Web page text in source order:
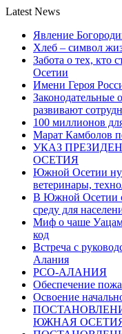
Latest News
Явление
Хлеб – символ
Забота о тех, кто
Осетии
Имени Героя
развивают
100 миллионов
Марат Камболов
УКАЗ
ОСЕТИЯ
Южной Осетии
ветеринары,
В Южной Осетии
среду для
Миф о чаше
код
Встреча с
Алания
РСО-АЛАНИЯ
Обеспечение
Освоение
ЮЖНАЯ